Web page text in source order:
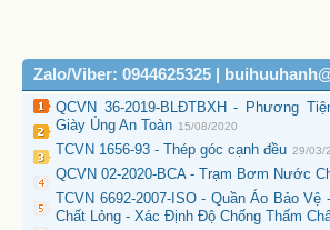
Zalo/Viber: 0944625325 |
QCVN 36-2019-BLĐTBXH - Phương
Giày Ủng An Toàn 15/08/2020
TCVN 1656-93 - Thép góc cạnh đều 29/03/
QCVN 02-2020-BCA - Trạm Bơm Nước
TCVN 6692-2007-ISO - Quần Áo Bảo Vệ
Chất Lỏng - Xác Định Độ Chống Thấm